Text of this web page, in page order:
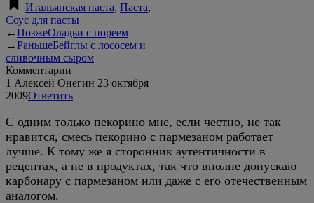
Итальянская паста, Паста,
Соус для пасты
←ПозжеОладьи с пореем
→РаньшеБейглы с лососем и
сливочным сыром
Комментарии
1 Алексей Онегин 23 октября
2009Ответить
С одним только пекорино мне, если честно, не так
нравится, смесь пекорино с пармезаном работает
лучше. К тому же я сторонник аутентичности в
рецептах, а не в продуктах, так что вполне допускаю
карбонару с пармезаном или даже с его отечественным
аналогом.